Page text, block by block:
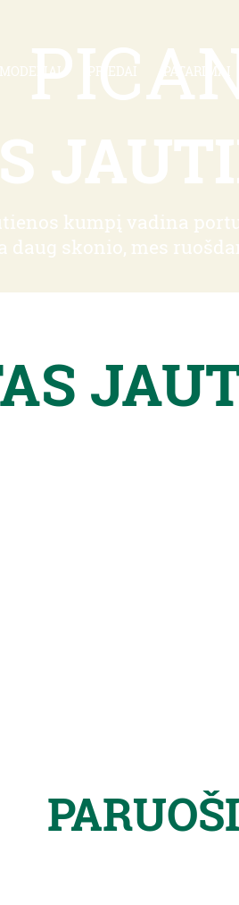
MODELIAI PRIEDAI PATARIMAI
kumpį vadina
skonio, mes